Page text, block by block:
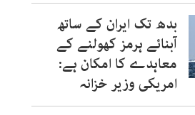
بدھ تک ایران کے ساتھ
آبنائے ہرمز کھولنے کے
معاہدے کا امکان ہے:
امریکی وزیر خزانہ